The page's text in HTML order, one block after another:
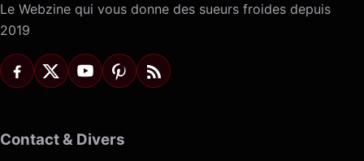
Le Webzine qui vous donne des sueurs froides depuis
2019
Contact & Divers